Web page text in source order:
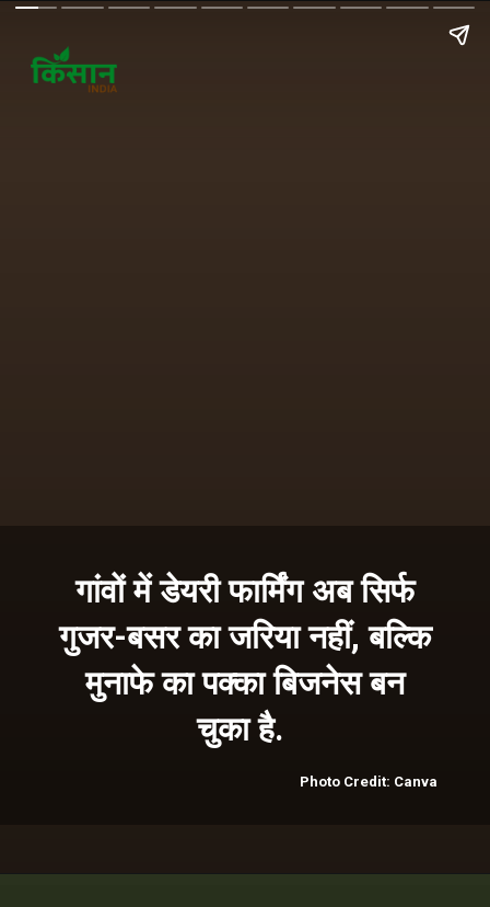
गांवों में डेयरी फार्मिंग अब सिर्फ
गुजर-बसर का जरिया नहीं, बल्कि
मुनाफे का पक्का बिजनेस बन
चुका है.
Photo Credit: Canva